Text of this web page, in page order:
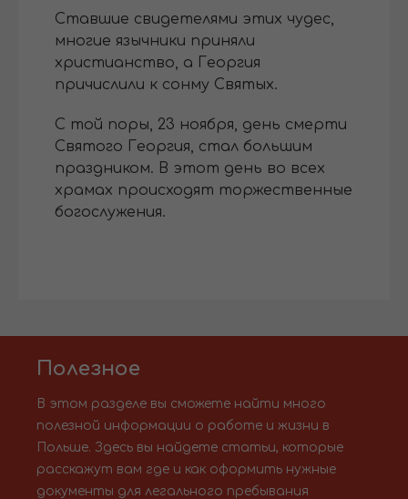
Ставшие свидетелями этих чудес,
многие язычники приняли
христианство, а Георгия
причислили к сонму Святых.
С той поры, 23 ноября, день смерти
Святого Георгия, стал большим
праздником. В этот день во всех
храмах происходят торжественные
богослужения.
Полезное
В этом разделе вы сможете найти много
полезной информации о работе и жизни в
Польше. Здесь вы найдете статьи, которые
расскажут вам где и как оформить нужные
документы для легального пребывания